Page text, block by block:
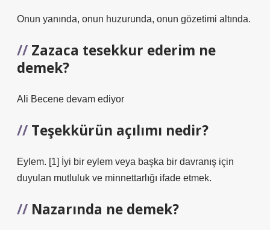
Onun yanında, onun huzurunda, onun gözetimi altında.
Zazaca tesekkur ederim ne
demek?
Ali Becene devam ediyor
Teşekkürün açılımı nedir?
Eylem. [1] İyi bir eylem veya başka bir davranış için
duyulan mutluluk ve minnettarlığı ifade etmek.
Nazarında ne demek?